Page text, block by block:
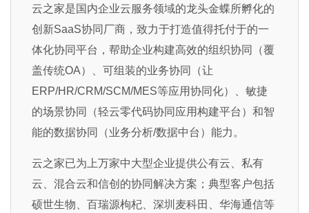
云之家是国内企业云服务领域的龙头金蝶所孵化的
创新SaaS协同厂商，致力于打造值得托付于的一
体化协同平台，帮助企业构建高效的组织协同（覆
盖传统OA）、可组装的业务协同（让
ERP/HR/CRM/SCM/MES等应用协同化）、敏捷
的场景协同（轻云零代码协同应用构建平台）和智
能的数据协同（业务分析/数据中台）能力。
云之家已为上万家中大型企业提供公有云、私有
云、混合云和信创的协同解决方案；典型客户包括
硕世生物、百瑞源枸杞、深圳麦科田、华海通信等